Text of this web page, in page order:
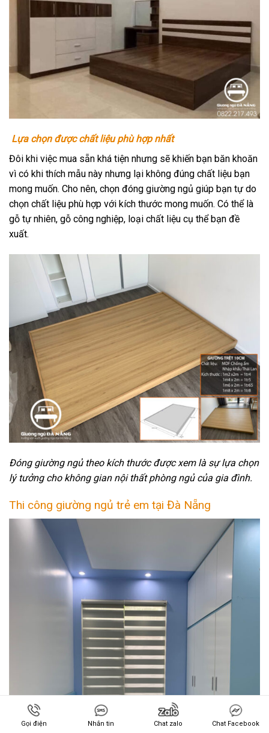
Lựa chọn được chất liệu phù hợp nhất
Đôi khi việc mua sẵn khá tiện nhưng sẽ khiến bạn băn khoăn
vì có khi thích mẫu này nhưng lại không đúng chất liệu bạn
mong muốn. Cho nên, chọn đóng giường ngủ giúp bạn tự do
chọn chất liệu phù hợp với kích thước mong muốn. Có thể là
gỗ tự nhiên, gỗ công nghiệp, loại chất liệu cụ thể bạn đề
xuất.
Đóng giường ngủ theo kích thước được xem là sự lựa chọn
lý tưởng cho không gian nội thất phòng ngủ của gia đình.
Thi công giường ngủ trẻ em tại Đà Nẵng
Gọi điện Nhắn tin Chat zalo Chat Facebook